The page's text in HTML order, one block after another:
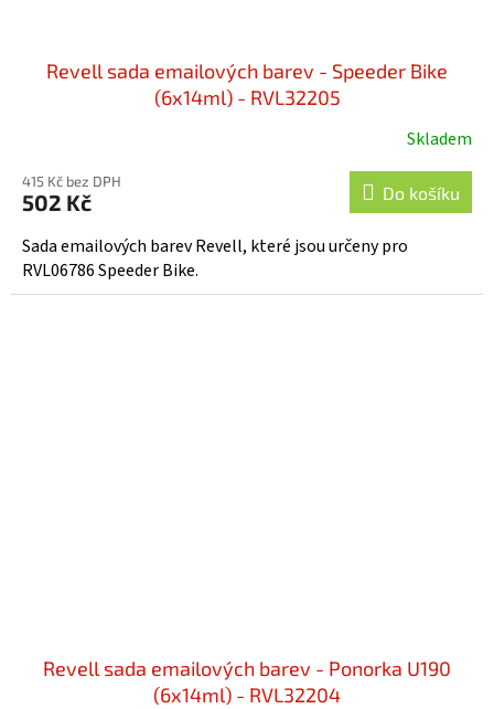
Revell sada emailových barev - Speeder Bike
(6x14ml) - RVL32205
Skladem
415 Kč bez DPH
502 Kč Do košíku
Sada emailových barev Revell, které jsou určeny pro
RVL06786 Speeder Bike.
Revell sada emailových barev - Ponorka U190
(6x14ml) - RVL32204